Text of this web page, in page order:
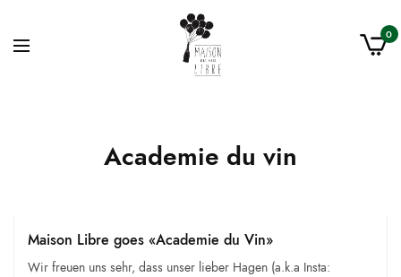
0
Academie du vin
Maison Libre goes «Academie du Vin»
Wir freuen uns sehr, dass unser lieber Hagen (a.k.a Insta: